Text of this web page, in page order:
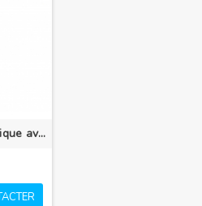
Triangle Intermédiaire télescopique avec vis de réglage pour Trépieds Sprinter II/HD